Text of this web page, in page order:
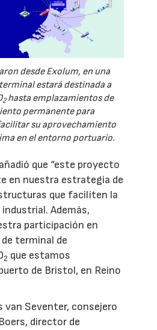
desde Exolum, en una
estará destinada a
2hasta emplazamientos de
permanente para
su aprovechamiento
en el entorno portuario.
que “este proyecto
en nuestra estrategia de
que faciliten la
Además,
participación en
terminal de
2 que estamos
de Bristol, en Reino
van Seventer, consejero
director de